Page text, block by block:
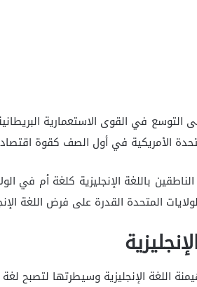
التوسع في القوى الاستعمارية
الأمريكية في أول الصف كقوة
المتحدة القدرة على فرض اللغة
اللغة الإنجليزية وسيطرتها لتصبح